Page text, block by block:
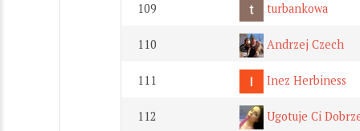
109 turbankowa
110 Andrzej Czech
111 Inez Herbiness
112 Ugotuje Ci